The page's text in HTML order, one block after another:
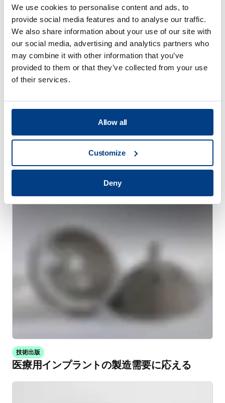
We use cookies to personalise content and ads, to
provide social media features and to analyse our traffic.
We also share information about your use of our site with
our social media, advertising and analytics partners who
may combine it with other information that you’ve
provided to them or that they’ve collected from your use
of their services.
Allow all
Customize
Deny
高圧熱処理（HPHT™）による熱処理歪みの
技術出版
医療用インプラントの製造需要に応える